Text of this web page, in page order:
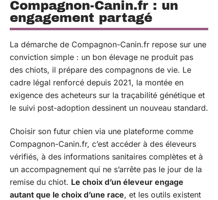
Compagnon-Canin.fr : un
engagement partagé
La démarche de Compagnon-Canin.fr repose sur une
conviction simple : un bon élevage ne produit pas
des chiots, il prépare des compagnons de vie. Le
cadre légal renforcé depuis 2021, la montée en
exigence des acheteurs sur la traçabilité génétique et
le suivi post-adoption dessinent un nouveau standard.
Choisir son futur chien via une plateforme comme
Compagnon-Canin.fr, c’est accéder à des éleveurs
vérifiés, à des informations sanitaires complètes et à
un accompagnement qui ne s’arrête pas le jour de la
remise du chiot. Le choix d’un éleveur engage
autant que le choix d’une race, et les outils existent